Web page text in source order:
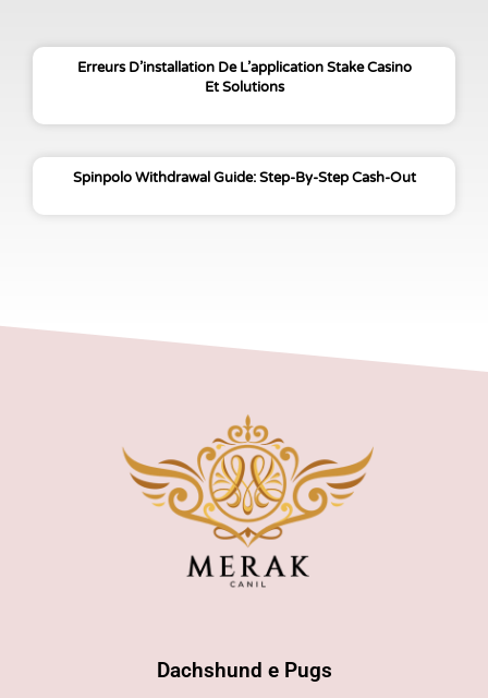
Erreurs D’installation De L’application Stake Casino
Et Solutions
Spinpolo Withdrawal Guide: Step-By-Step Cash-Out
Dachshund e Pugs